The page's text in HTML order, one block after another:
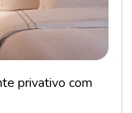
privativo com